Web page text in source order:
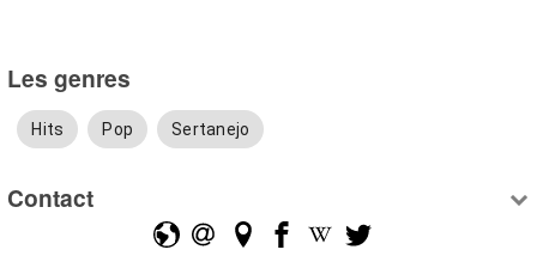
Les genres
Hits Pop Sertanejo
Contact